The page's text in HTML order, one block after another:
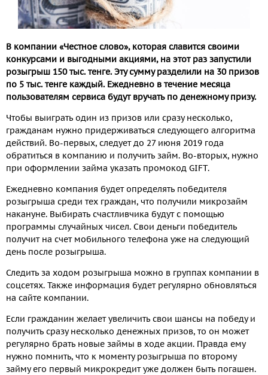
В компании «Честное слово», которая славится своими
конкурсами и выгодными акциями, на этот раз запустили
розыгрыш 150 тыс. тенге. Эту сумму разделили на 30 призов
по 5 тыс. тенге каждый. Ежедневно в течение месяца
пользователям сервиса будут вручать по денежному призу.
Чтобы выиграть один из призов или сразу несколько,
гражданам нужно придерживаться следующего алгоритма
действий. Во-первых, следует до 27 июня 2019 года
обратиться в компанию и получить займ. Во-вторых, нужно
при оформлении займа указать промокод GIFT.
Ежедневно компания будет определять победителя
розыгрыша среди тех граждан, что получили микрозайм
накануне. Выбирать счастливчика будут с помощью
программы случайных чисел. Свои деньги победитель
получит на счет мобильного телефона уже на следующий
день после розыгрыша.
Следить за ходом розыгрыша можно в группах компании в
соцсетях. Также информация будет регулярно обновляться
на сайте компании.
Если гражданин желает увеличить свои шансы на победу и
получить сразу несколько денежных призов, то он может
регулярно брать новые займы в ходе акции. Правда ему
нужно помнить, что к моменту розыгрыша по второму
займу его первый микрокредит уже должен быть погашен.